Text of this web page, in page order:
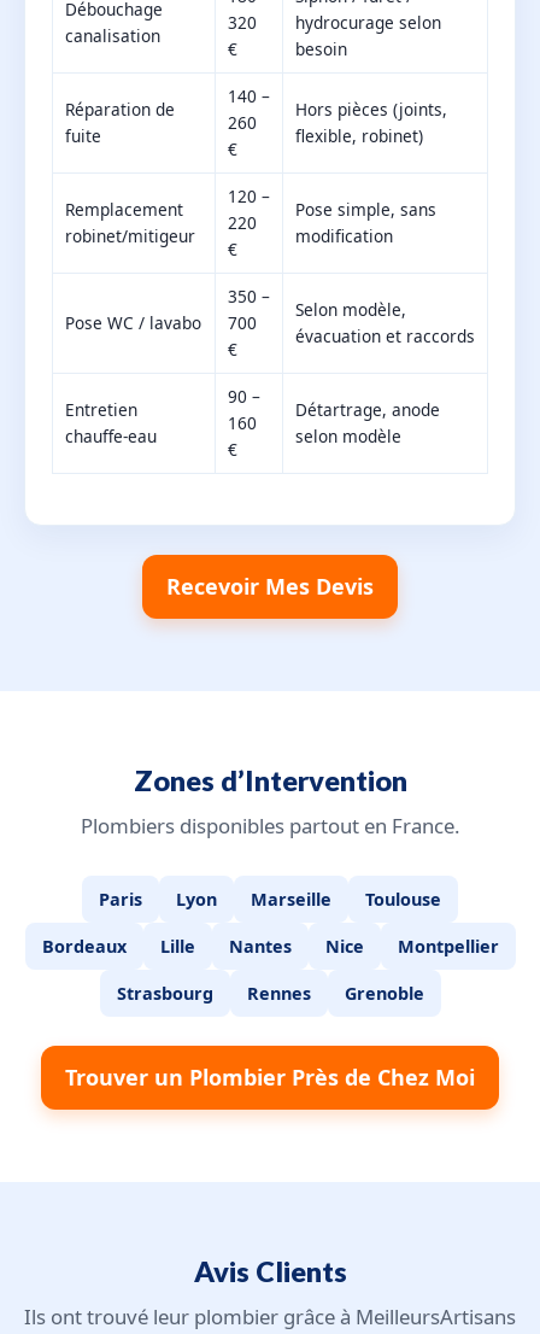
Débouchage
canalisation
320
€
hydrocurage selon
besoin
Réparation de
fuite
140 –
260
€
Hors pièces (joints,
flexible, robinet)
Remplacement
robinet/mitigeur
120 –
220
€
Pose simple, sans
modification
Pose WC / lavabo
350 –
700
€
Selon modèle,
évacuation et raccords
Entretien
chauffe-eau
90 –
160
€
Détartrage, anode
selon modèle
Recevoir Mes Devis
Zones d’Intervention
Plombiers disponibles partout en France.
Paris Lyon Marseille Toulouse
Bordeaux Lille Nantes Nice Montpellier
Strasbourg Rennes Grenoble
Trouver un Plombier Près de Chez Moi
Avis Clients
Ils ont trouvé leur plombier grâce à MeilleursArtisans